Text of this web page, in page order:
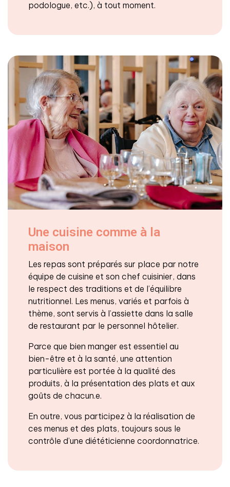
podologue, etc.), à tout moment.
Une cuisine comme à la
maison
Les repas sont préparés sur place par notre
équipe de cuisine et son chef cuisinier, dans
le respect des traditions et de l’équilibre
nutritionnel. Les menus, variés et parfois à
thème, sont servis à l’assiette dans la salle
de restaurant par le personnel hôtelier.
Parce que bien manger est essentiel au
bien-être et à la santé, une attention
particulière est portée à la qualité des
produits, à la présentation des plats et aux
goûts de chacun.e.
En outre, vous participez à la réalisation de
ces menus et des plats, toujours sous le
contrôle d’une diététicienne coordonnatrice.